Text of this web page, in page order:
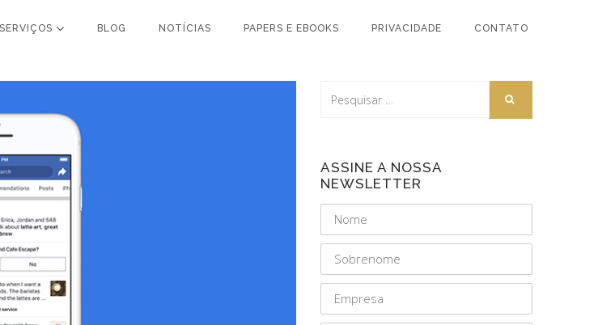
SERVIÇOS BLOG NOTÍCIAS PAPERS E EBOOKS PRIVACIDADE CONTATO
ASSINE A NOSSA
NEWSLETTER